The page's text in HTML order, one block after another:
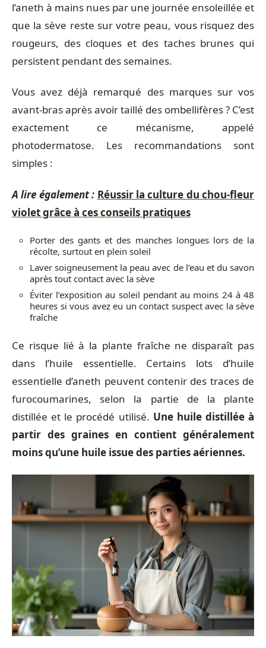
l’aneth à mains nues par une journée ensoleillée et
que la sève reste sur votre peau, vous risquez des
rougeurs, des cloques et des taches brunes qui
persistent pendant des semaines.
Vous avez déjà remarqué des marques sur vos
avant-bras après avoir taillé des ombellifères ? C’est
exactement ce mécanisme, appelé
photodermatose. Les recommandations sont
simples :
A lire également : Réussir la culture du chou-fleur
violet grâce à ces conseils pratiques
Porter des gants et des manches longues lors de la
récolte, surtout en plein soleil
Laver soigneusement la peau avec de l’eau et du savon
après tout contact avec la sève
Éviter l’exposition au soleil pendant au moins 24 à 48
heures si vous avez eu un contact suspect avec la sève
fraîche
Ce risque lié à la plante fraîche ne disparaît pas
dans l’huile essentielle. Certains lots d’huile
essentielle d’aneth peuvent contenir des traces de
furocoumarines, selon la partie de la plante
distillée et le procédé utilisé. Une huile distillée à
partir des graines en contient généralement
moins qu’une huile issue des parties aériennes.